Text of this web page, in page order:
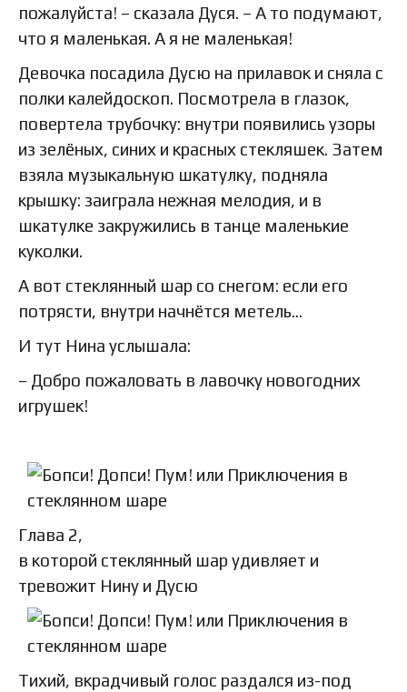
пожалуйста! – сказала Дуся. – А то подумают,
что я маленькая. А я не маленькая!
Девочка посадила Дусю на прилавок и сняла с
полки калейдоскоп. Посмотрела в глазок,
повертела трубочку: внутри появились узоры
из зелёных, синих и красных стекляшек. Затем
взяла музыкальную шкатулку, подняла
крышку: заиграла нежная мелодия, и в
шкатулке закружились в танце маленькие
куколки.
А вот стеклянный шар со снегом: если его
потрясти, внутри начнётся метель…
И тут Нина услышала:
– Добро пожаловать в лавочку новогодних
игрушек!
Глава 2,
в которой стеклянный шар удивляет и
тревожит Нину и Дусю
Тихий, вкрадчивый голос раздался из-под